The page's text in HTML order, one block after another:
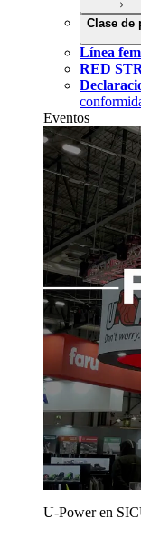
Clase de
Línea
RED
Eventos
U‑Power en